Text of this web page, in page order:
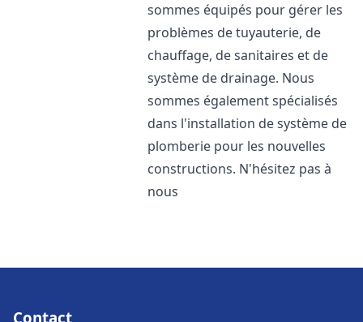
sommes équipés pour gérer les
problèmes de tuyauterie, de
chauffage, de sanitaires et de
système de drainage. Nous
sommes également spécialisés
dans l'installation de système de
plomberie pour les nouvelles
constructions. N'hésitez pas à
nous
Contact